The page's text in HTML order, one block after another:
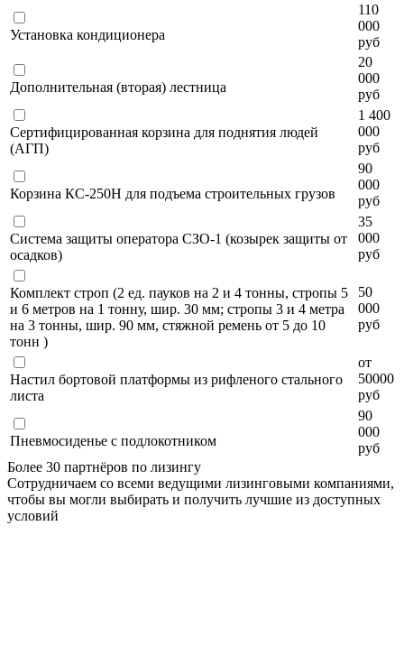
Установка кондиционера
110
000
руб
Дополнительная (вторая) лестница
20
000
руб
Сертифицированная корзина для поднятия людей
(АГП)
1 400
000
руб
Корзина КС-250Н для подъема строительных грузов
90
000
руб
Система защиты оператора СЗО-1 (козырек защиты от
осадков)
35
000
руб
Комплект строп (2 ед. пауков на 2 и 4 тонны, стропы 5
и 6 метров на 1 тонну, шир. 30 мм; стропы 3 и 4 метра
на 3 тонны, шир. 90 мм, стяжной ремень от 5 до 10
тонн )
50
000
руб
Настил бортовой платформы из рифленого стального
листа
от
50000
руб
Пневмосиденье с подлокотником
90
000
руб
Более 30 партнёров по лизингу
Сотрудничаем со всеми ведущими лизинговыми компаниями,
чтобы вы могли выбирать и получить лучшие из доступных
условий